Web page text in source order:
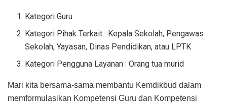
Kategori Guru
Kategori Pihak Terkait : Kepala Sekolah, Pengawas
Sekolah, Yayasan, Dinas Pendidikan, atau LPTK
Kategori Pengguna Layanan : Orang tua murid
Mari kita bersama-sama membantu Kemdikbud dalam
memformulasikan Kompetensi Guru dan Kompetensi